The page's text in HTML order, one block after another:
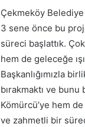
Çekmeköy
3 sene önce bu
süreci başlattık.
hem de geleceğe
Başkanlığımızla
bırakmaktı ve
Kömürcü’ye hem
ve zahmetli bir